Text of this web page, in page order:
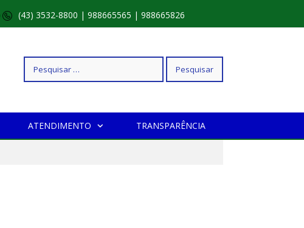
(43) 3532-8800 | 988665565 | 988665826
Pesquisar
ATENDIMENTO TRANSPARÊNCIA